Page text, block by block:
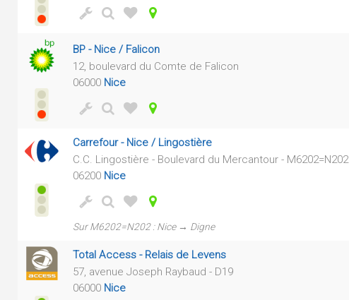
BP - Nice / Falicon
12, boulevard du Comte de Falicon
06000 Nice
Carrefour - Nice / Lingostière
C.C. Lingostière - Boulevard du Mercantour - M6202=N202
06200 Nice
Sur M6202=N202 : Nice → Digne
Total Access - Relais de Levens
57, avenue Joseph Raybaud - D19
06000 Nice